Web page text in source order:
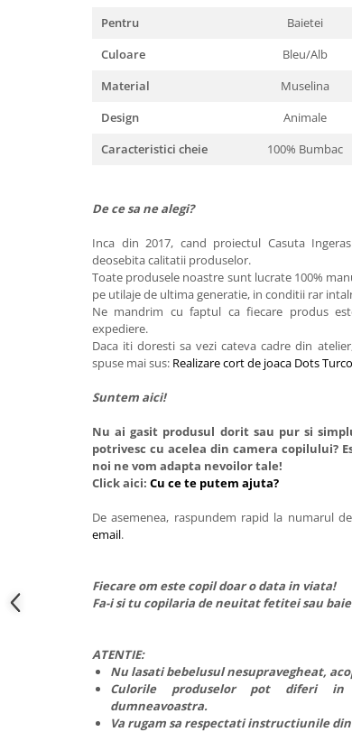
Pentru
Baietei
Culoare
Bleu/Alb
Material
Muselina
Design
Animale
Caracteristici cheie
100% Bumbac
De ce sa ne alegi?
Inca din 2017, cand proiectul Casuta
deosebita calitatii produselor.
Toate produsele noastre sunt lucrate 100%
pe utilaje de ultima generatie, in conditii rar
Ne mandrim cu faptul ca fiecare produs
expediere.
Daca iti doresti sa vezi cateva cadre din
spuse mai sus: Realizare cort de joaca Dots
Suntem aici!
Nu ai gasit produsul dorit sau pur si
potrivesc cu acelea din camera copilului?
noi ne vom adapta nevoilor tale!
Click aici: Cu ce te putem ajuta?
De asemenea, raspundem rapid la numarul
email.
Fiecare om este copil doar o data in viata!
Fa-i si tu copilaria de neuitat fetitei sau
ATENTIE:
Nu lasati bebelusul nesupravegheat,
Culorile produselor pot diferi
dumneavoastra.
Va rugam sa respectati instructiunile